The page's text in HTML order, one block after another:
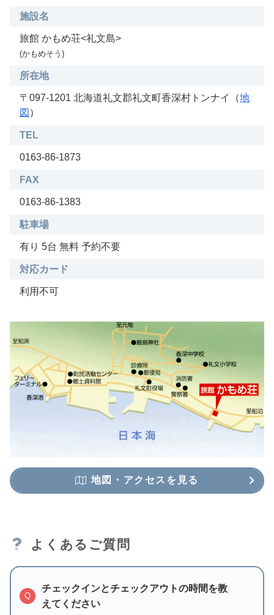
施設名
旅館 かもめ荘<礼文島>
(かもめそう)
所在地
〒097-1201 北海道礼文郡礼文町香深村トンナイ（地
図 ）
TEL
0163-86-1873
FAX
0163-86-1383
駐車場
有り 5台 無料 予約不要
対応カード
利用不可
地図・アクセスを見る
よくあるご質問
Q
チェックインとチェックアウトの時間を教
えてください